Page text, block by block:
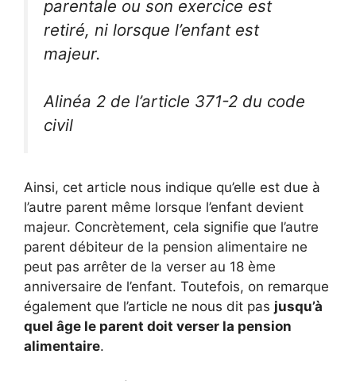
parentale ou son exercice est
retiré, ni lorsque l’enfant est
majeur.
Alinéa 2 de l’article 371-2 du code
civil
Ainsi, cet article nous indique qu’elle est due à
l’autre parent même lorsque l’enfant devient
majeur. Concrètement, cela signifie que l’autre
parent débiteur de la pension alimentaire ne
peut pas arrêter de la verser au 18 ème
anniversaire de l’enfant. Toutefois, on remarque
également que l’article ne nous dit pas jusqu’à
quel âge le parent doit verser la pension
alimentaire.